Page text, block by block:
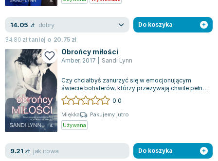
14.05 zł dobry
34.80złtaniej o 20.75 zł
Do koszyka
Obrońcy miłości
Amber, 2017 Sandi Lynn
Czy chciałbyś zanurzyć się w emocjonującym
świecie bohaterów, którzy przeżywają chwile pełne
intensywnych uczuć? "Obrońcy miłości"...
0.0
Miękka
Pakujemy jutro
Używana
9.21 zł jak nowa Do koszyka